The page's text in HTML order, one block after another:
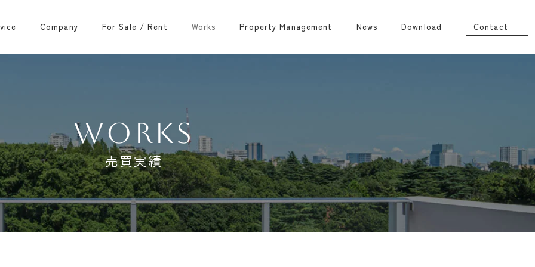
Company For Sale / Rent Works Property Management News Download Contact
WORKS
売買実績